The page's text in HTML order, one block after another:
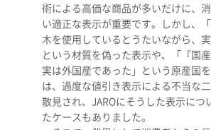
術による高価な商品が多いだけに、
い適正な表示が重要です。しかし、
木を使用しているとうたいながら、実
という材質を偽った表示や、「『国
実は外国産であった」という原産国
は、過度な値引き表示による不当な
散見され、JAROにそうした表示につ
たケースもありました。